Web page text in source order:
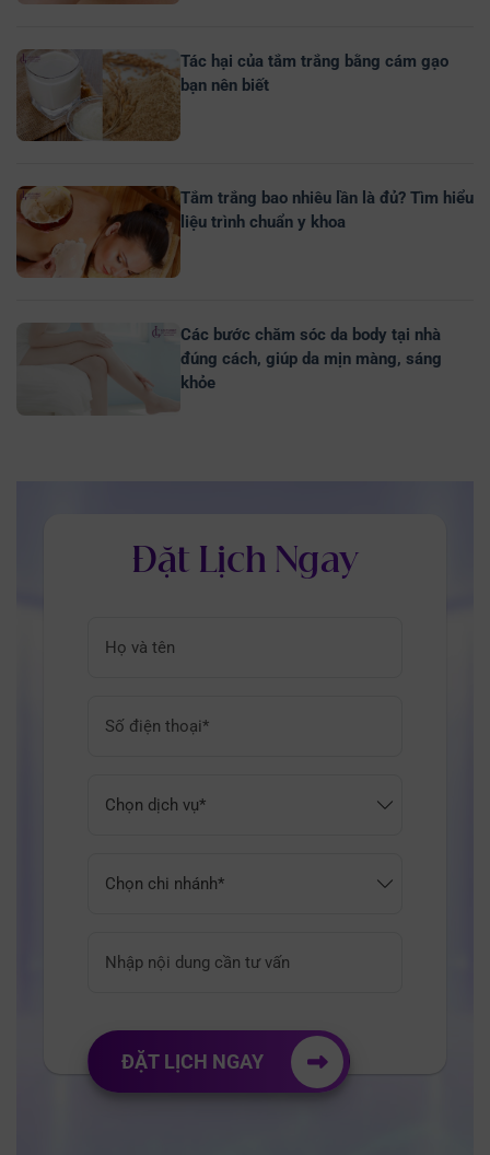
Tác hại của tắm trắng bằng cám gạo
bạn nên biết
Tắm trắng bao nhiêu lần là đủ? Tìm hiểu
liệu trình chuẩn y khoa
Các bước chăm sóc da body tại nhà
đúng cách, giúp da mịn màng, sáng
khỏe
Đặt Lịch Ngay
ĐẶT LỊCH NGAY